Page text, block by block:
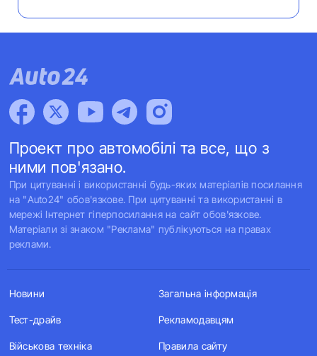
Проект про автомобілі та все, що з
ними пов'язано.
При цитуванні і використанні будь-яких матеріалів посилання
на "Auto24" обов'язкове. При цитуванні та використанні в
мережі Інтернет гіперпосилання на сайт обов'язкове.
Матеріали зі знаком "Реклама" публікуються на правах
реклами.
Новини
Тест-драйв
Військова техніка
Загальна інформація
Рекламодавцям
Правила сайту